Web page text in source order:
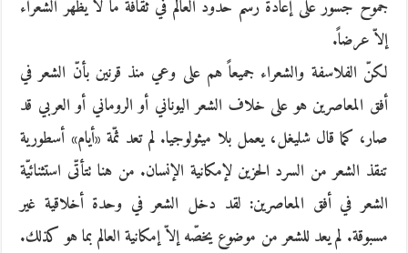
‬جموح ‬جسور ‬على ‬إعادة ‬رسم ‬حدود ‬العالم ‬في ‬ثقافة ‬ما ‬لا ‬يظهر ‬الشعراء
‬إلاّ ‬عرضاً.
لكنّ الفلاسفة والشعراء جميعاً هم على وعي منذ قرنين بأنّ الشعر في
أفق المعاصرين هو على خلاف الشعر اليوناني أو الروماني أو العربي قد
صار، كما قال شليغل، يعمل بلا ميثولوجيا. لم تعد ثمّة «أيام» أسطورية
تنقذ الشعر من السرد الحزين لإمكانية الإنسان. من هنا تتأتّى استثنائيّة
الشعر في أفق المعاصرين: لقد دخل الشعر في وحدة أخلاقية غير
مسبوقة. لم يعد للشعر من موضوع يخصّه إلاّ إمكانية العالم بما هو كذلك.